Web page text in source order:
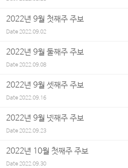
2022년 9월 첫째주 주보
Date2022.09.02
2022년 9월 둘째주 주보
Date2022.09.08
2022년 9월 셋째주 주보
Date2022.09.16
2022년 9월 넷째주 주보
Date2022.09.23
2022년 10월 첫째주 주보
Date2022.09.30